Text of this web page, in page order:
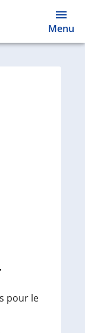
Menu
pour le